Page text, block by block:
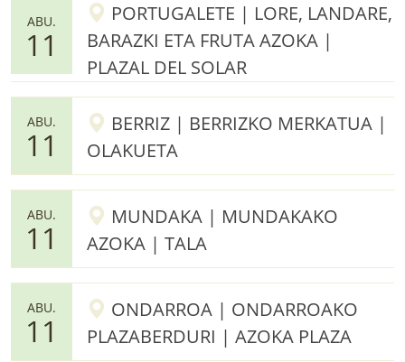
ABU.
11
PORTUGALETE | LORE, LANDARE,
BARAZKI ETA FRUTA AZOKA |
PLAZAL DEL SOLAR
ABU.
11
BERRIZ | BERRIZKO MERKATUA |
OLAKUETA
ABU.
11
MUNDAKA | MUNDAKAKO
AZOKA | TALA
ABU.
11
ONDARROA | ONDARROAKO
PLAZABERDURI | AZOKA PLAZA